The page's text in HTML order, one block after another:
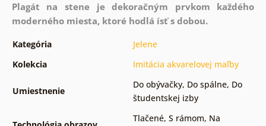
Plagát na stene je dekoračným prvkom každého
moderného miesta, ktoré hodlá ísť s dobou.
Kategória
Jelene
Kolekcia
Imitácia akvarelovej maľby
Umiestnenie
Do obývačky, Do spálne, Do
študentskej izby
Tlačené, S rámom, Na